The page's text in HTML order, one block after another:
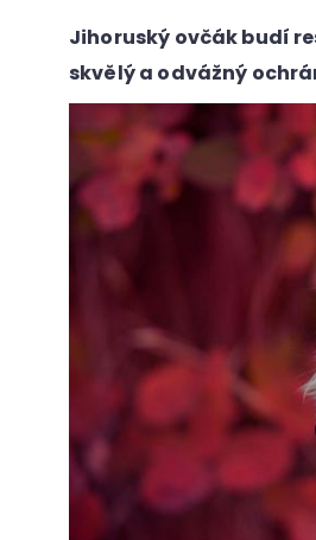
Jihoruský ovčák budí
skvělý a odvážný